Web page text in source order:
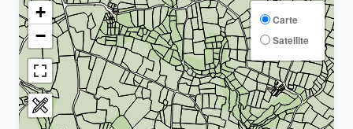
+
−
Carte
Satellite